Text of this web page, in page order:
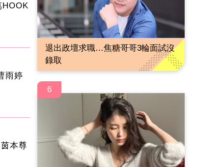
雨婷
本尊
退出政壇求職…焦糖哥哥3輪面試沒
錄取
6